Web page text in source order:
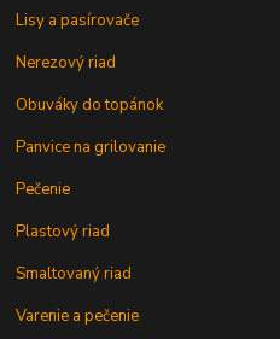
Lisy a pasírovače
Nerezový riad
Obuváky do topánok
Panvice na grilovanie
Pečenie
Plastový riad
Smaltovaný riad
Varenie a pečenie